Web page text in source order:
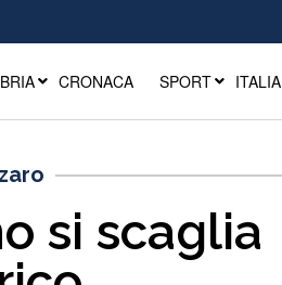
CRONACA SPORT ITALIA
si scaglia